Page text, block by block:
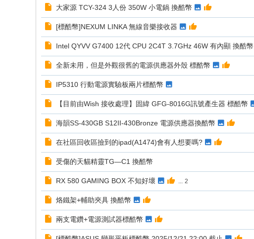
大家源 TCY-324 3人份 350W 小電鍋 換酷幣
[標酷幣]NEXUM LINKA 無線音樂接收器
Intel QYVV G7400 12代 CPU 2C4T 3.7GHz 46W 有內顯 換酷幣
全新未用，但是外觀很舊的電源供應器外殼 標酷幣
IP5310 行動電源實驗板兩片標酷幣
【目前由Wish 接收處理】固緯 GFG-8016G訊號產生器 標酷幣
海韻SS-430GB S12II-430Bronze 電源供應器換酷幣
在社區回收區撿到的ipad(A1474)會有人想要嗎?
受傷的天貓精靈TG—C1 換酷幣
RX 580 GAMING BOX 不知好壞 ... 2
烙鐵架+輔助夾具 換酷幣
兩支電鑽+電源測試器標酷幣